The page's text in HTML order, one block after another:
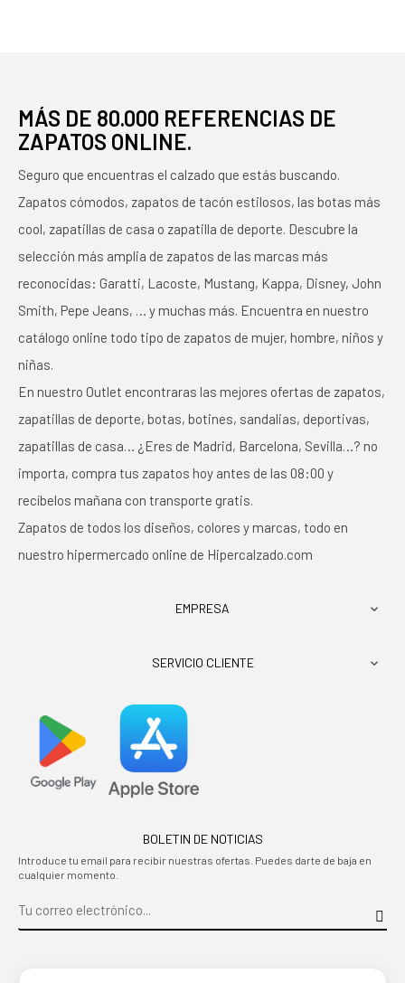
MÁS DE 80.000 REFERENCIAS DE
ZAPATOS ONLINE.
Seguro que encuentras el calzado que estás buscando.
Zapatos cómodos, zapatos de tacón estilosos, las botas más
cool, zapatillas de casa o zapatilla de deporte. Descubre la
selección más amplia de zapatos de las marcas más
reconocidas: Garatti, Lacoste, Mustang, Kappa, Disney, John
Smith, Pepe Jeans, … y muchas más. Encuentra en nuestro
catálogo online todo tipo de zapatos de mujer, hombre, niños y
niñas.
En nuestro Outlet encontraras las mejores ofertas de zapatos,
zapatillas de deporte, botas, botines, sandalias, deportivas,
zapatillas de casa… ¿Eres de Madrid, Barcelona, Sevilla…? no
importa, compra tus zapatos hoy antes de las 08:00 y
recíbelos mañana con transporte gratis.
Zapatos de todos los diseños, colores y marcas, todo en
nuestro hipermercado online de Hipercalzado.com
EMPRESA 
SERVICIO CLIENTE 
BOLETIN DE NOTICIAS
Introduce tu email para recibir nuestras ofertas. Puedes darte de baja en
cualquier momento.